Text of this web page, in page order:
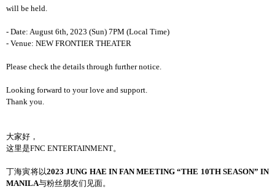
will be held.
- Date: August 6th, 2023 (Sun) 7PM (Local Time)
- Venue: NEW FRONTIER THEATER
Please check the details through further notice.
Looking forward to your love and support.
Thank you.
大家好，
这里是FNC ENTERTAINMENT。
丁海寅将以2023 JUNG HAE IN FAN MEETING “THE 10TH SEASON” IN
MANILA与粉丝朋友们见面。